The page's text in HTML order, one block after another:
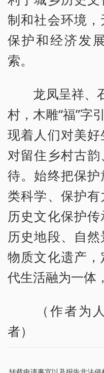
制和社会环境
保护和经济发
索。
龙凤呈祥、
村，木雕“福”字
现着人们对美
对留住乡村古
待。始终把保
类科学、保护
历史文化保护
历史地段、自
物质文化遗产
代生活融为一体
（作者为人
者）